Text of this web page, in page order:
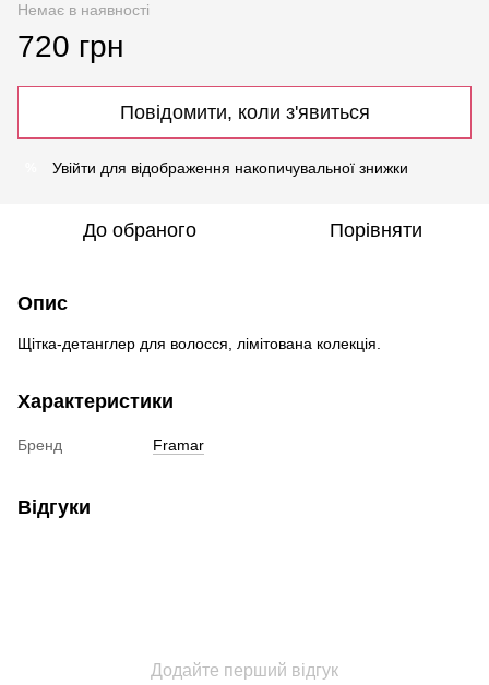
Немає в наявності
720 грн
Повідомити, коли з'явиться
Увійти для відображення накопичувальної знижки
До обраного Порівняти
Опис
Щітка-детанглер для волосся, лімітована колекція.
Характеристики
Бренд Framar
Відгуки
Додайте перший відгук